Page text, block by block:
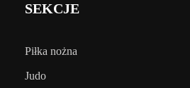
SEKCJE
Piłka nożna
Judo